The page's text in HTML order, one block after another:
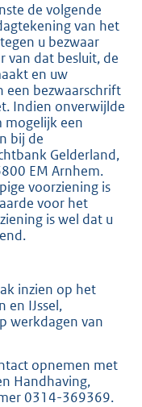
de volgende
van het
u bezwaar
van dat besluit, de
en uw
een bezwaarschrift
Indien onverwijlde
mogelijk een
bij de
Gelderland,
EM Arnhem.
voorziening is
voor het
is wel dat u
inzien op het
en IJssel,
werkdagen van
opnemen met
Handhaving,
0314-369369.